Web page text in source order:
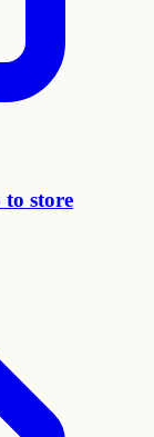
to store